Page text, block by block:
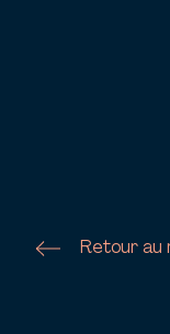
Retour au